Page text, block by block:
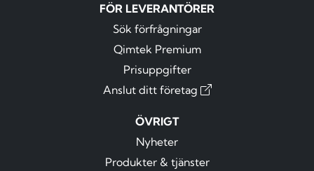
FÖR LEVERANTÖRER
Sök förfrågningar
Qimtek Premium
Prisuppgifter
Anslut ditt företag
ÖVRIGT
Nyheter
Produkter & tjänster